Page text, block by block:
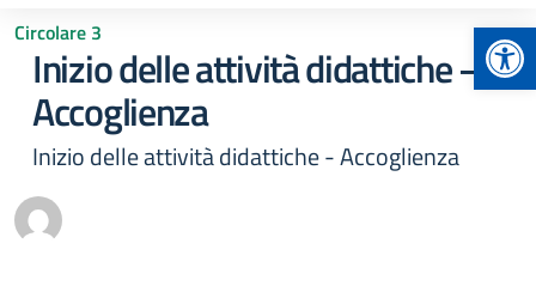
Circolare 3
Inizio delle attività didattiche –
Accoglienza
Inizio delle attività didattiche - Accoglienza